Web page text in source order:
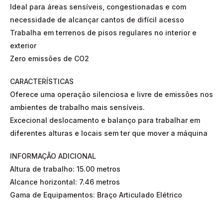
Ideal para áreas sensíveis, congestionadas e com
necessidade de alcançar cantos de difícil acesso
Trabalha em terrenos de pisos regulares no interior e
exterior
Zero emissões de CO2
CARACTERÍSTICAS
Oferece uma operação silenciosa e livre de emissões nos
ambientes de trabalho mais sensíveis.
Excecional deslocamento e balanço para trabalhar em
diferentes alturas e locais sem ter que mover a máquina
INFORMAÇÃO ADICIONAL
Altura de trabalho: 15.00 metros
Alcance horizontal: 7.46 metros
Gama de Equipamentos: Braço Articulado Elétrico